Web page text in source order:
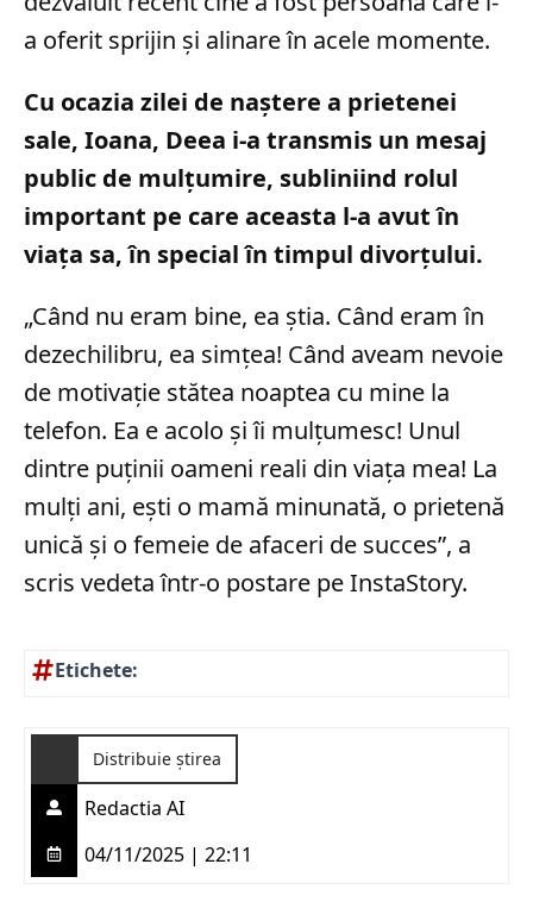
a oferit sprijin și alinare în acele momente.
Cu ocazia zilei de naștere a prietenei
sale, Ioana, Deea i-a transmis un mesaj
public de mulțumire, subliniind rolul
important pe care aceasta l-a avut în
viața sa, în special în timpul divorțului.
„Când nu eram bine, ea știa. Când eram în
dezechilibru, ea simțea! Când aveam nevoie
de motivație stătea noaptea cu mine la
telefon. Ea e acolo și îi mulțumesc! Unul
dintre puținii oameni reali din viața mea! La
mulți ani, ești o mamă minunată, o prietenă
unică și o femeie de afaceri de succes”, a
scris vedeta într-o postare pe InstaStory.
Etichete:
Distribuie știrea
Redactia AI
04/11/2025 | 22:11